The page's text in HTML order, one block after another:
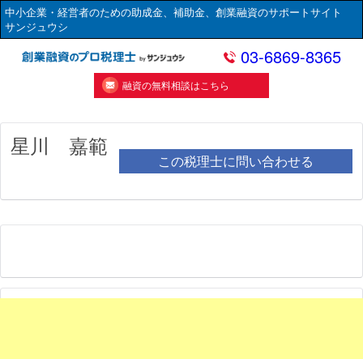
中小企業・経営者のための助成金、補助金、創業融資のサポートサイト
サンジュウシ
03-6869-8365
融資の無料相談はこちら
星川 嘉範
この税理士に問い合わせる